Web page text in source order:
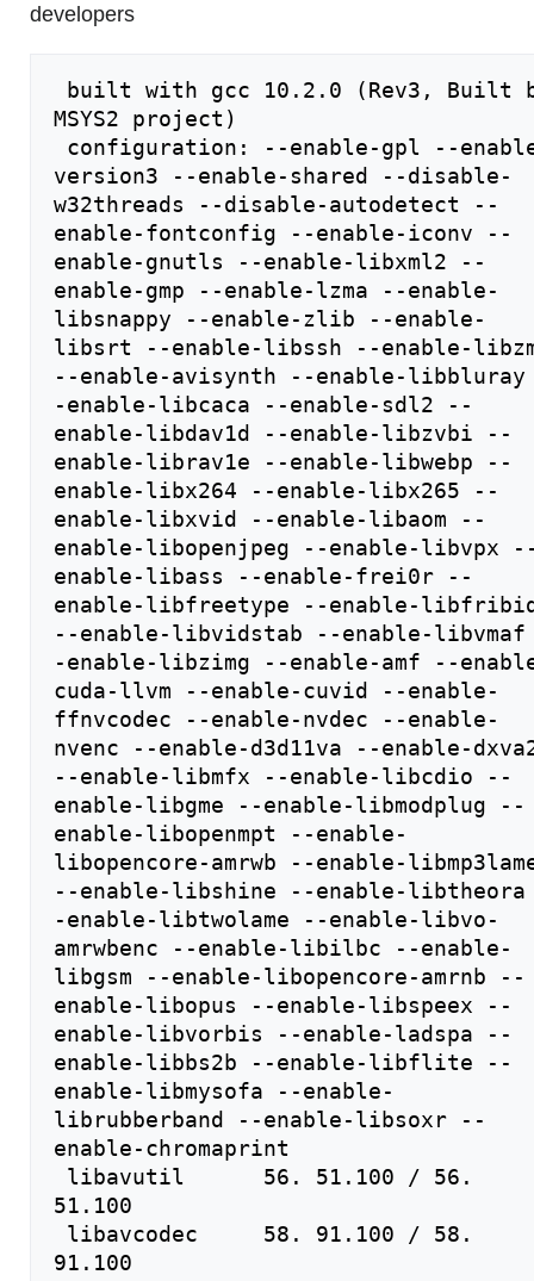
developers
MSYS2 project)
version3 --enable-shared --disable-
w32threads --disable-autodetect --
enable-fontconfig --enable-iconv --
enable-gnutls --enable-libxml2 --
enable-gmp --enable-lzma --enable-
libsnappy --enable-zlib --enable-
libsrt --enable-libssh --enable-
--enable-avisynth --enable-
-enable-libcaca --enable-sdl2 --
enable-libdav1d --enable-libzvbi --
enable-librav1e --enable-libwebp --
enable-libx264 --enable-libx265 --
enable-libxvid --enable-libaom --
enable-libopenjpeg --enable-libvpx
enable-libass --enable-frei0r --
enable-libfreetype --enable-
--enable-libvidstab --enable-
-enable-libzimg --enable-amf --
cuda-llvm --enable-cuvid --enable-
ffnvcodec --enable-nvdec --enable-
nvenc --enable-d3d11va --enable-
--enable-libmfx --enable-libcdio --
enable-libgme --enable-libmodplug --
enable-libopenmpt --enable-
libopencore-amrwb --enable-
--enable-libshine --enable-
-enable-libtwolame --enable-libvo-
amrwbenc --enable-libilbc --enable-
libgsm --enable-libopencore-amrnb --
enable-libopus --enable-libspeex --
enable-libvorbis --enable-ladspa --
enable-libbs2b --enable-libflite --
enable-libmysofa --enable-
librubberband --enable-libsoxr --
enable-chromaprint
51.100
91.100